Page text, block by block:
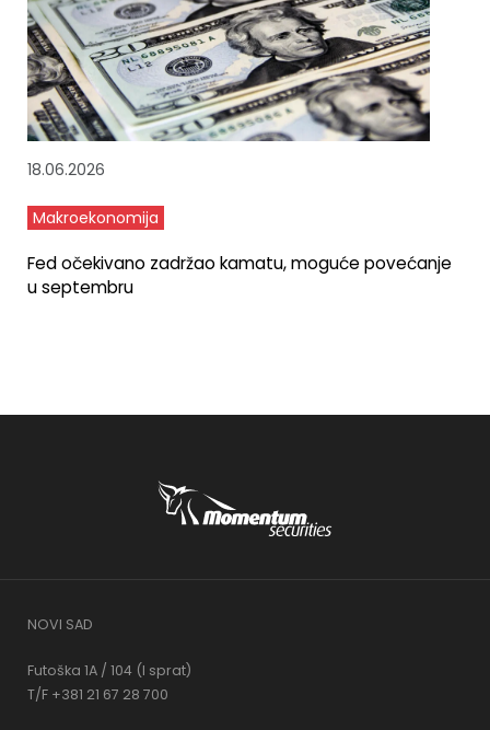
18.06.2026
Makroekonomija
Fed očekivano zadržao kamatu, moguće povećanje
u septembru
NOVI SAD
Futoška 1A / 104 (I sprat)
T/F +381 21 67 28 700